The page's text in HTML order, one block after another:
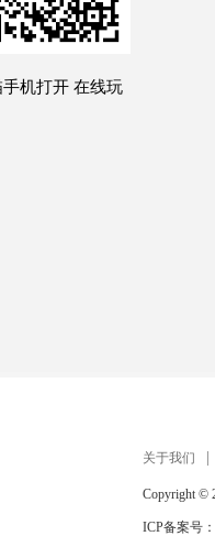
机打开 在线玩
关于我们
Copyright ©
ICP备案号：